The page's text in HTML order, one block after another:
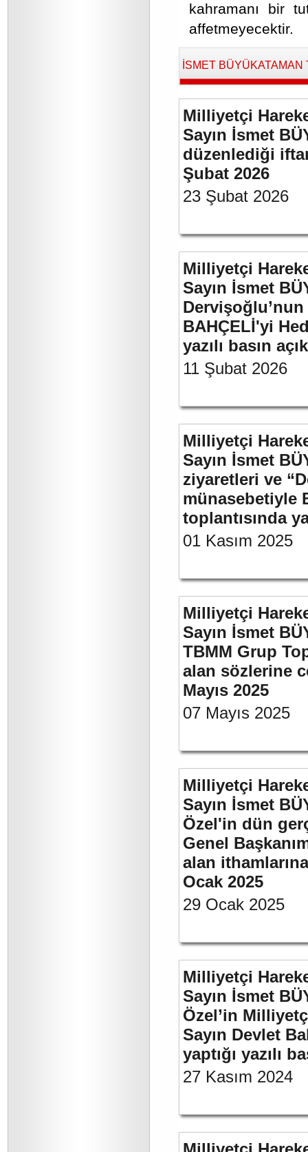
kahramanı bir
affetmeyecektir.
İSMET BÜYÜKATAMAN
Milliyetçi
Sayın İsmet
düzenlediği
Şubat 2026
23 Şubat 2026
Milliyetçi
Sayın İsmet
Dervişoğlu’nun
BAHÇELİ'yi
yazılı basın
11 Şubat 2026
Milliyetçi
Sayın İsmet
ziyaretleri ve
münasebetiyle
toplantısında
01 Kasım 2025
Milliyetçi
Sayın İsmet
TBMM Grup
alan sözlerine
Mayıs 2025
07 Mayıs 2025
Milliyetçi
Sayın İsmet
Özel'in dün
Genel
alan ithamlarına
Ocak 2025
29 Ocak 2025
Milliyetçi
Sayın İsmet
Özel’in
Sayın Devlet
yaptığı yazılı
27 Kasım 2024